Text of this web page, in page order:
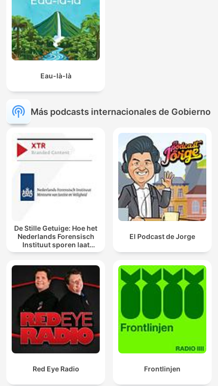
Eau-là-là
Más podcasts internacionales de Gobierno
De Stille Getuige: Hoe het
Nederlands Forensisch
Instituut sporen laat
spreken
El Podcast de Jorge
Red Eye Radio Frontlinjen